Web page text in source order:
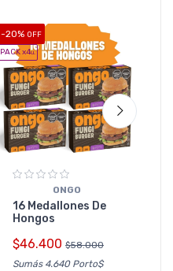
-20% OFF
PACK x4u.
ONGO
16 Medallones De
Hongos
$46.400 $58.000
Sumás 4.640 Porto$